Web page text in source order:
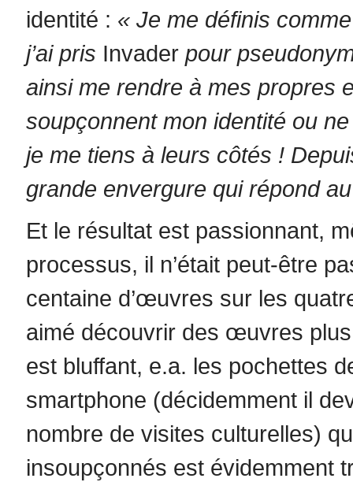
identité : « Je me définis
j’ai pris Invader pour
ainsi me rendre à mes propres
soupçonnent mon identité ou
je me tiens à leurs côtés !
grande envergure qui répond
Et le résultat est passionnant,
processus, il n’était peut-être
centaine d’œuvres sur les
aimé découvrir des œuvres
est bluffant, e.a. les pochettes
smartphone (décidemment il
nombre de visites culturelles)
insoupçonnés est évidemment